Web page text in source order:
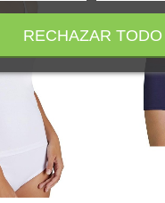
RECHAZAR TODO